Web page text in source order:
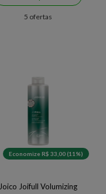
5 ofertas
Economize R$ 33,00 (11%)
Joico Joifull Volumizing